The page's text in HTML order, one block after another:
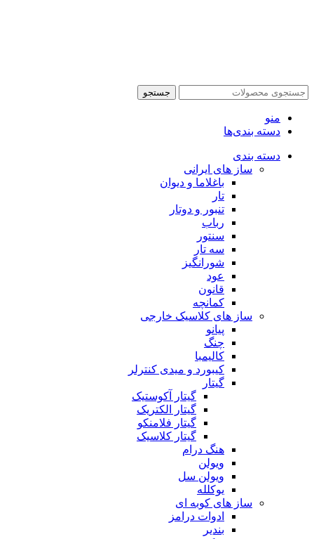
جستجو
منو
دسته بندی‌ها
دسته بندی
ساز های ایرانی
باغلاما و دیوان
تار
تنبور و دوتار
رباب
سنتور
سه تار
شورانگیز
عود
قانون
کمانچه
ساز های کلاسیک خارجی
پیانو
چنگ
کالیمبا
کیبورد و میدی کنترلر
گیتار
گیتار آکوستیک
گیتار الکتریک
گیتار فلامنکو
گیتار کلاسیک
هنگ درام
ویولن
ویولن سل
یوکلله
ساز های کوبه ای
ادوات درامز
بندیر